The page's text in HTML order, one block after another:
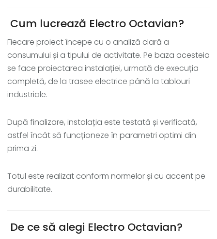
Cum lucrează Electro Octavian?
Fiecare proiect începe cu o analiză clară a
consumului și a tipului de activitate. Pe baza acesteia
se face proiectarea instalației, urmată de execuția
completă, de la trasee electrice până la tablouri
industriale.
După finalizare, instalația este testată și verificată,
astfel încât să funcționeze în parametri optimi din
prima zi.
Totul este realizat conform normelor și cu accent pe
durabilitate.
De ce să alegi Electro Octavian?